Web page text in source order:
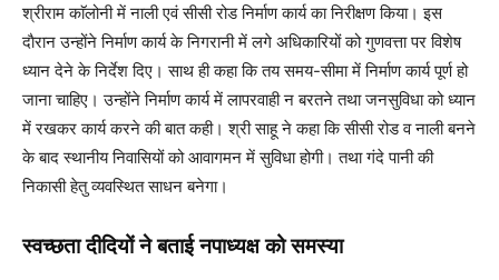
श्रीराम काॅलोनी में नाली एवं सीसी रोड निर्माण कार्य का निरीक्षण किया। इस
दाैरान उन्होंने निर्माण कार्य के निगरानी में लगे अ​धिकारियों को गुणवत्ता पर विशेष
ध्यान देने के निर्देश दिए। साथ ही कहा कि तय समय-सीमा में निर्माण कार्य पूर्ण हो
जाना चाहिए। उन्होंने निर्माण कार्य में लापरवाही न बरतने तथा जनसुविधा को ध्यान
में रखकर कार्य करने की बात कही। श्री साहू ने कहा कि सीसी रोड व नाली बनने
के बाद स्थानीय निवासियों को आवागमन में सुविधा होगी। तथा गंदे पानी की
निकासी हेतु व्यव​स्थित साधन बनेगा।
स्वच्छता दीदियों ने बताई नपाध्यक्ष को समस्या